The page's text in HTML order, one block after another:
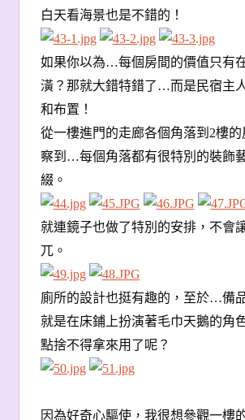
白天看海景也是不錯的！
如果你以為…每個房間的價值只有
潢？那就大錯特錯了…而是民宿主
和布置！
從一樓進門的走廊各個角落到2樓
察到…每個角落都有很特別的裝飾
綴。
就連鏡子也做了特別的安排，不會
兀。
廁所的設計也挺有趣的，至於…備
就是在床鋪上扮演著毛巾天鵝的角
點捨不得拿來用了呢？
因為好奇心驅使，我很想參觀一樓